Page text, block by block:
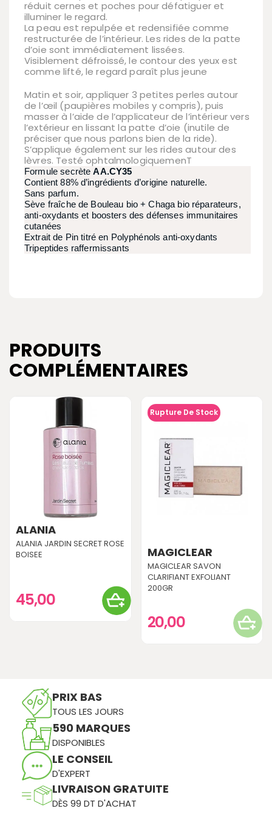
réduit cernes et poches pour défatiguer et
illuminer le regard.
La peau est repulpée et redensifiée comme
restructurée de l’intérieur. Les rides de la patte
d’oie sont immédiatement lissées.
Visiblement défroissé, le contour des yeux est
comme lifté, le regard paraît plus jeune
Matin et soir, appliquer 3 petites perles autour
de l’œil (paupières mobiles y compris), puis
masser à l’aide de l’applicateur de l’intérieur vers
l’extérieur en lissant la patte d’oie (inutile de
préciser que nous parlons bien de la ride).
S’applique également sur les rides autour des
lèvres. Testé ophtalmologiquemenT
Formule secrèteAA.CY35
Contient 88% d’ingrédients d’origine naturelle.
Sans parfum.
Sève fraîche de Bouleau bio + Chaga bio réparateurs,
anti-oxydants et boosters des défenses immunitaires
cutanées
Extrait de Pin titré en Polyphénols anti-oxydants
Tripeptides raffermissants
PRODUITS
COMPLÉMENTAIRES
ALANIA
ALANIA JARDIN SECRET ROSE
BOISEE
45,00
Rupture De Stock
MAGICLEAR
MAGICLEAR SAVON
CLARIFIANT EXFOLIANT
200GR
20,00
PRIX BAS
TOUS LES JOURS
590 MARQUES
DISPONIBLES
LE CONSEIL
D'EXPERT
LIVRAISON GRATUITE
DÈS 99 DT D'ACHAT